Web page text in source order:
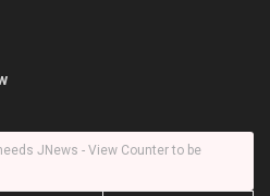
JNews - View Counter to be